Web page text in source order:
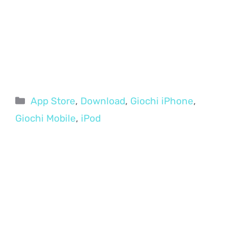
Categorie
App Store, Download, Giochi iPhone,
Giochi Mobile, iPod